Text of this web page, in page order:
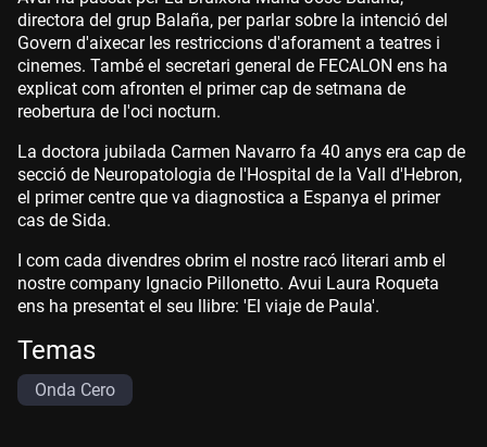
directora del grup Balaña, per parlar sobre la intenció del
Govern d'aixecar les restriccions d'aforament a teatres i
cinemes. També el secretari general de FECALON ens ha
explicat com afronten el primer cap de setmana de
reobertura de l'oci nocturn.
La doctora jubilada Carmen Navarro fa 40 anys era cap de
secció de Neuropatologia de l'Hospital de la Vall d'Hebron,
el primer centre que va diagnostica a Espanya el primer
cas de Sida.
I com cada divendres obrim el nostre racó literari amb el
nostre company Ignacio Pillonetto. Avui Laura Roqueta
ens ha presentat el seu llibre: 'El viaje de Paula'.
Temas
Onda Cero